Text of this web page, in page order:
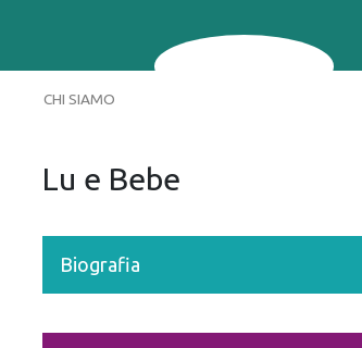
CHI SIAMO
Lu e Bebe
Biografia